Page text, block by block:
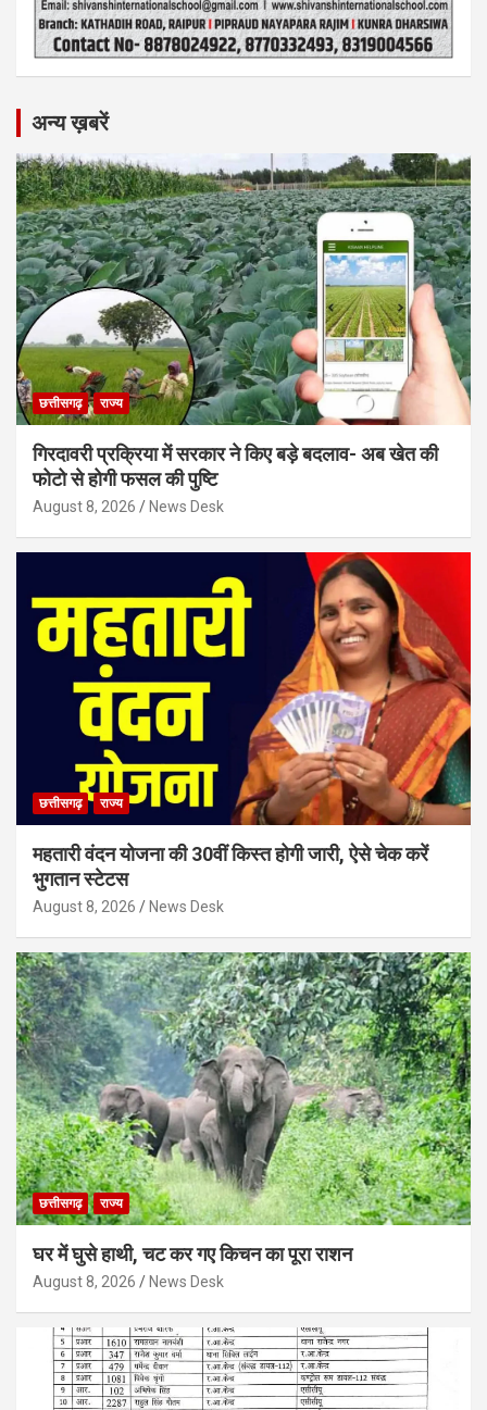
अन्य ख़बरें
छत्तीसगढ़ राज्य
गिरदावरी प्रक्रिया में सरकार ने किए बड़े बदलाव- अब खेत की
फोटो से होगी फसल की पुष्टि
August 8, 2026 News Desk
छत्तीसगढ़ राज्य
महतारी वंदन योजना की 30वीं किस्त होगी जारी, ऐसे चेक करें
भुगतान स्टेटस
August 8, 2026 News Desk
छत्तीसगढ़ राज्य
घर में घुसे हाथी, चट कर गए किचन का पूरा राशन
August 8, 2026 News Desk